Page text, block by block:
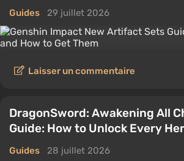
Guides 29 juillet 2026
Laisser un commentaire
DragonSword: Awakening All
Guide: How to Unlock Every
Guides 28 juillet 2026